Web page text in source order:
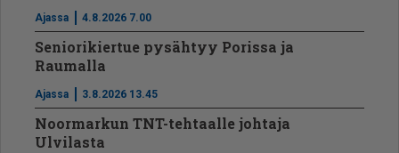
Ajassa 4.8.2026 7.00
Seniorikiertue pysähtyy Porissa ja
Raumalla
Ajassa 3.8.2026 13.45
Noormarkun TNT-tehtaalle johtaja
Ulvilasta